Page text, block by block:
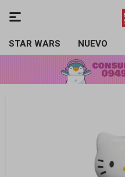
STAR WARS NUEVO
